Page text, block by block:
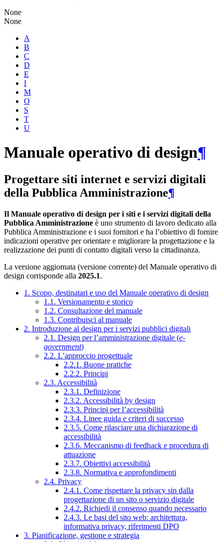
None
None
A
B
C
D
E
I
M
O
S
T
U
Manuale operativo di design¶
Progettare siti internet e servizi digitali
della Pubblica Amministrazione¶
Il Manuale operativo di design per i siti e i servizi digitali della
Pubblica Amministrazione è uno strumento di lavoro dedicato alla
Pubblica Amministrazione e i suoi fornitori e ha l’obiettivo di fornire
indicazioni operative per orientare e migliorare la progettazione e la
realizzazione dei punti di contatto digitali verso la cittadinanza.
La versione aggiornata (versione corrente) del Manuale operativo di
design corrisponde alla 2025.1.
1. Scopo, destinatari e uso del Manuale operativo di design
1.1. Versionamento e storico
1.2. Consultazione del manuale
1.3. Contribuisci al manuale
2. Introduzione al design per i servizi pubblici digitali
2.1. Design per l’amministrazione digitale (e-
government)
2.2. L’approccio progettuale
2.2.1. Buone pratiche
2.2.2. Principi
2.3. Accessibilità
2.3.1. Definizione
2.3.2. Accessibilità by design
2.3.3. Principi per l’accessibilità
2.3.4. Linee guida e criteri di successo
2.3.5. Come rilasciare una dichiarazione di
accessibilità
2.3.6. Meccanismo di feedback e procedura di
attuazione
2.3.7. Obiettivi accessibilità
2.3.8. Normativa e approfondimenti
2.4. Privacy
2.4.1. Come rispettare la privacy sin dalla
progettazione di un sito o servizio digitale
2.4.2. Richiedi il consenso quando necessario
2.4.3. Le basi del sito web: architettura,
informativa privacy, riferimenti DPO
3. Pianificazione, gestione e strategia